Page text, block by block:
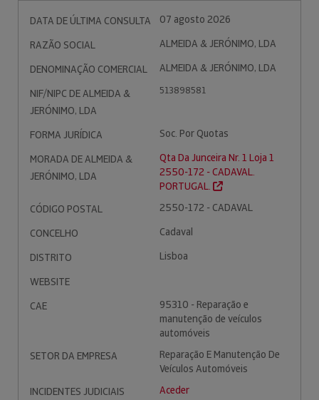
DATA DE ÚLTIMA CONSULTA
07 agosto 2026
RAZÃO SOCIAL
ALMEIDA & JERÓNIMO, LDA
DENOMINAÇÃO COMERCIAL
ALMEIDA & JERÓNIMO, LDA
NIF/NIPC DE ALMEIDA &
JERÓNIMO, LDA
513898581
FORMA JURÍDICA
Soc. Por Quotas
MORADA DE ALMEIDA &
JERÓNIMO, LDA
Qta Da Junceira Nr. 1 Loja 1
2550-172 - CADAVAL.
PORTUGAL.
CÓDIGO POSTAL
2550-172 - CADAVAL
CONCELHO
Cadaval
DISTRITO
Lisboa
WEBSITE
CAE
95310 - Reparação e
manutenção de veículos
automóveis
SETOR DA EMPRESA
Reparação E Manutenção De
Veículos Automóveis
INCIDENTES JUDICIAIS
Aceder